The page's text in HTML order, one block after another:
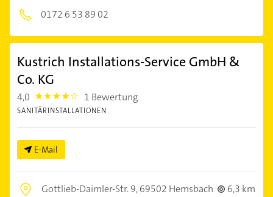
0172 6 53 89 02
Kustrich Installations-Service GmbH &
Co. KG
4,0 4.0 1 Bewertung
SANITÄRINSTALLATIONEN
E-Mail
Gottlieb-Daimler-Str. 9,69502 Hemsbach
6,3 km